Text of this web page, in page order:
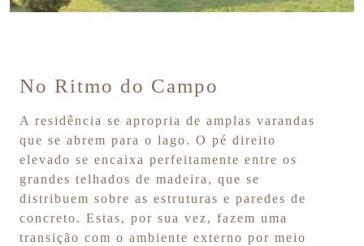
No Ritmo do Campo
A residência se apropria de amplas varandas
que se abrem para o lago. O pé direito
elevado se encaixa perfeitamente entre os
grandes telhados de madeira, que se
distribuem sobre as estruturas e paredes de
concreto. Estas, por sua vez, fazem uma
transição com o ambiente externo por meio